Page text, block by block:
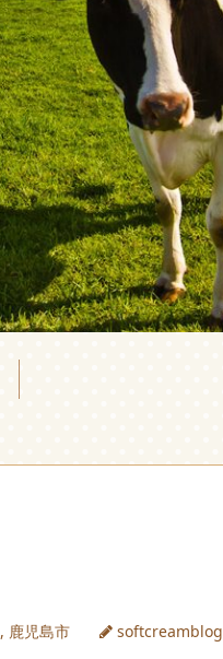
, 鹿児島市 softcreamblog